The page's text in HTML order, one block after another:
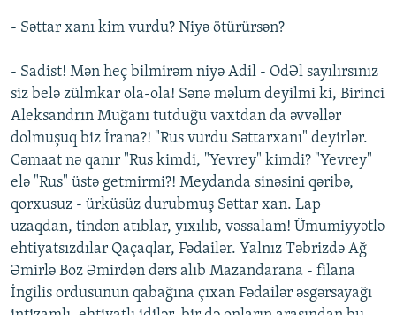
- Səttar xanı kim vurdu? Niyə ötürürsən?
- Sadist! Mən heç bilmirəm niyə Adil - OdƏl sayılırsınız
siz belə zülmkar ola-ola! Sənə məlum deyilmi ki, Birinci
Aleksandrın Muğanı tutduğu vaxtdan da əvvəllər
dolmuşuq biz İrana?! "Rus vurdu Səttarxanı" deyirlər.
Cəmaat nə qanır "Rus kimdi, "Yevrey" kimdi? "Yevrey"
elə "Rus" üstə getmirmi?! Meydanda sinəsini qəribə,
qorxusuz - ürküsüz durubmuş Səttar xan. Lap
uzaqdan, tindən atıblar, yıxılıb, vəssalam! Ümumiyyətlə
ehtiyatsızdılar Qaçaqlar, Fədailər. Yalnız Təbrizdə Ağ
Əmirlə Boz Əmirdən dərs alıb Mazandarana - filana
İngilis ordusunun qabağına çıxan Fədailər əsgərsayağı